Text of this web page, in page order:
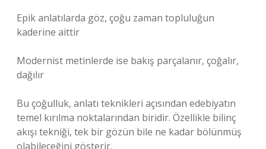
Epik anlatılarda göz, çoğu zaman topluluğun
kaderine aittir
Modernist metinlerde ise bakış parçalanır, çoğalır,
dağılır
Bu çoğulluk, anlatı teknikleri açısından edebiyatın
temel kırılma noktalarından biridir. Özellikle bilinç
akışı tekniği, tek bir gözün bile ne kadar bölünmüş
olabileceğini gösterir.